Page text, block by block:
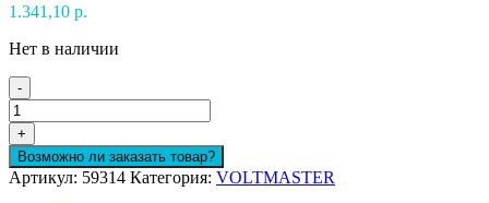
1.341,10 р.
Нет в наличии
-
Количество
товара
Акк
95
Ah
+
Возможно ли заказать товар?
Артикул: 59314 Категория: VOLTMASTER